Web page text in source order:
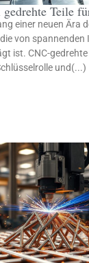
gedrehte Teile
einer neuen Ära
von spannenden
ist. CNC-
und(...)